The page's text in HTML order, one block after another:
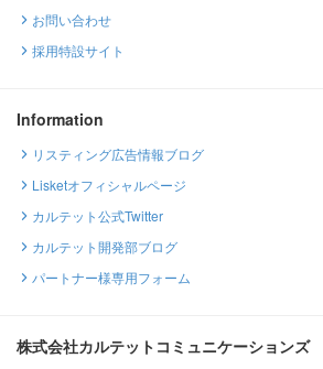
お問い合わせ
採用特設サイト
Information
リスティング広告情報ブログ
Lisketオフィシャルページ
カルテット公式Twitter
カルテット開発部ブログ
パートナー様専用フォーム
株式会社カルテットコミュニケーションズ